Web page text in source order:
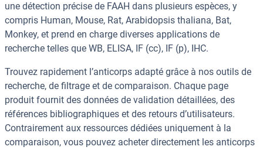
une détection précise de FAAH dans plusieurs espèces, y
compris Human, Mouse, Rat, Arabidopsis thaliana, Bat,
Monkey, et prend en charge diverses applications de
recherche telles que WB, ELISA, IF (cc), IF (p), IHC.
Trouvez rapidement l’anticorps adapté grâce à nos outils de
recherche, de filtrage et de comparaison. Chaque page
produit fournit des données de validation détaillées, des
références bibliographiques et des retours d’utilisateurs.
Contrairement aux ressources dédiées uniquement à la
comparaison, vous pouvez acheter directement les anticorps